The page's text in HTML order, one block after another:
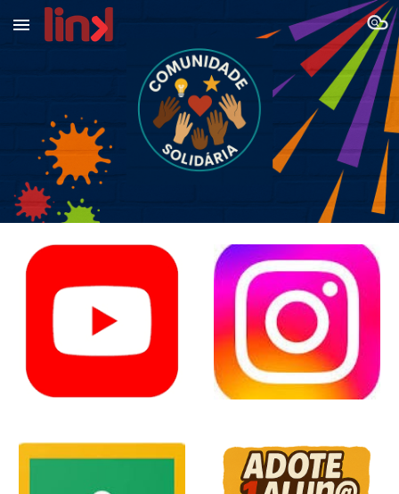
Skip to main content Skip to navigation